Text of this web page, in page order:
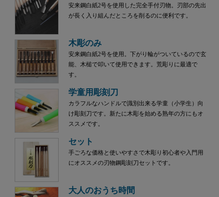
安来鋼白紙2号を使用した完全手付刃物。刃部の先出
が長く入り組んだところを削るのに便利です。
木彫のみ
安来鋼白紙2号を使用。下がり輪がついているので玄
能、木槌で叩いて使用できます。荒彫りに最適で
す。
学童用彫刻刀
カラフルなハンドルで識別出来る学童（小学生）向
け彫刻刀です。新たに木彫を始める熟年の方にもオ
ススメです。
セット
手ごろな価格と使いやすさで木彫り初心者や入門用
にオススメの刃物鋼彫刻刀セットです。
大人のおうち時間